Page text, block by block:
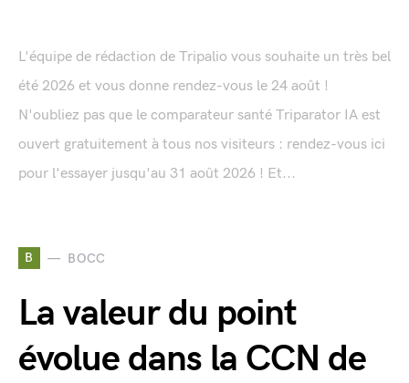
L'équipe de rédaction de Tripalio vous souhaite un très bel
été 2026 et vous donne rendez-vous le 24 août !
N'oubliez pas que le comparateur santé Triparator IA est
ouvert gratuitement à tous nos visiteurs : rendez-vous ici
pour l'essayer jusqu'au 31 août 2026 ! Et...
B BOCC
La valeur du point
évolue dans la CCN de